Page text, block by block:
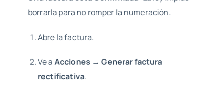
borrarla para no romper la numeración.
Abre la factura.
Ve a Acciones → Generar factura
rectificativa.